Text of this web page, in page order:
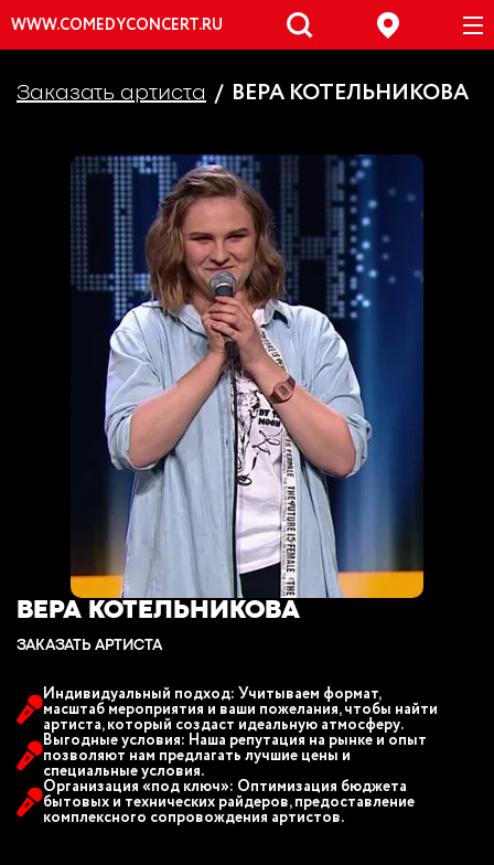
WWW.COMEDYCONCERT.RU
Заказать артиста ВЕРА КОТЕЛЬНИКОВА
ВЕРА КОТЕЛЬНИКОВА
ЗАКАЗАТЬ АРТИСТА
Индивидуальный подход: Учитываем формат,
масштаб мероприятия и ваши пожелания, чтобы найти
артиста, который создаст идеальную атмосферу.
Выгодные условия: Наша репутация на рынке и опыт
позволяют нам предлагать лучшие цены и
специальные условия.
Организация «под ключ»: Оптимизация бюджета
бытовых и технических райдеров, предоставление
комплексного сопровождения артистов.